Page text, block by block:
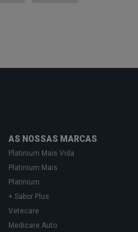
AS NOSSAS MARCAS
Platinium Mais Vida
Platinium Mais
Platinium
+ Sabor Plus
Vetecare
Medicare Auto